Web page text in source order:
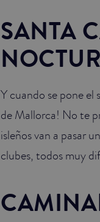
SANTA
Y cuando se pone el
de Mallorca! No te
isleños van a pasar
clubes, todos muy